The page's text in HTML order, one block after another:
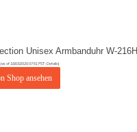
Unisex Armbanduhr W-216H
of 18/03/2020 07:51 PST-Details)
Shop ansehen